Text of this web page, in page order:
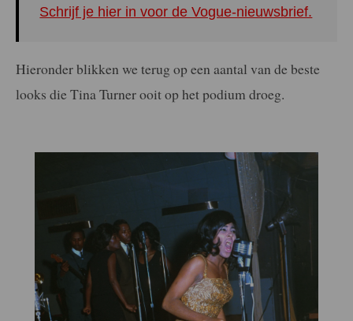
Schrijf je hier in voor de Vogue-nieuwsbrief.
Hieronder blikken we terug op een aantal van de beste
looks die Tina Turner ooit op het podium droeg.